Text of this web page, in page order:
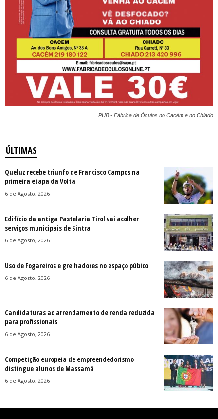
PUB - Fábrica de Óculos no Cacém e no Chiado
ÚLTIMAS
Queluz recebe triunfo de Francisco Campos na
primeira etapa da Volta
6 de Agosto, 2026
Edifício da antiga Pastelaria Tirol vai acolher
serviços municipais de Sintra
6 de Agosto, 2026
Uso de Fogareiros e grelhadores no espaço púbico
6 de Agosto, 2026
Candidaturas ao arrendamento de renda reduzida
para profissionais
6 de Agosto, 2026
Competição europeia de empreendedorismo
distingue alunos de Massamá
6 de Agosto, 2026